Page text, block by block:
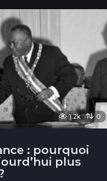
1.2k 0
: pourquoi
plus